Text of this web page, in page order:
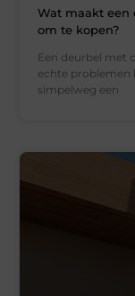
Wat maakt een
om te kopen?
Een deurbel met
echte problemen
simpelweg een